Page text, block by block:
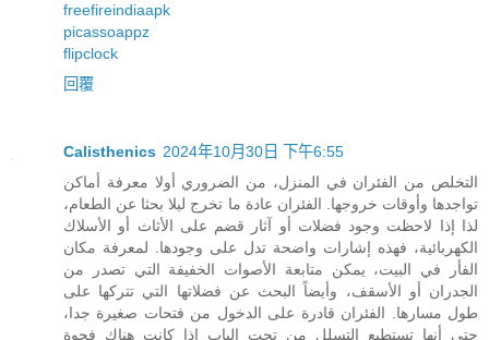
freefireindiaapk
picassoappz
flipclock
回覆
Calisthenics 2024年10月30日 下午6:55
التخلص من الفئران في المنزل، من الضروري أولا معرفة أماكن
تواجدها وأوقات خروجها. الفئران عادة ما تخرج ليلا بحثا عن الطعام،
لذا إذا لاحظت وجود فضلات أو آثار قضم على الأثاث أو الأسلاك
الكهربائية، فهذه إشارات واضحة تدل على وجودها. لمعرفة مكان
الفأر في البيت، يمكن متابعة الأصوات الخفيفة التي تصدر من
الجدران أو الأسقف، وأيضاً البحث عن فضلاتها التي تتركها على
طول مسارها. الفئران قادرة على الدخول من فتحات صغيرة جدا،
حتى أنها تستطيع التسلل من تحت الباب إذا كانت هناك فجوة